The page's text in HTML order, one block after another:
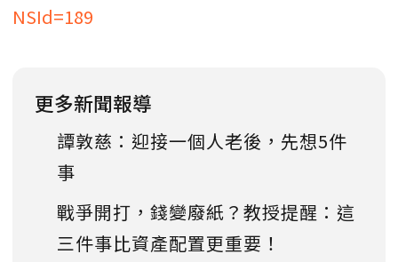
NSId=189
更多新聞報導
譚敦慈：迎接一個人老後，先想5件
事
戰爭開打，錢變廢紙？教授提醒：這
三件事比資產配置更重要！